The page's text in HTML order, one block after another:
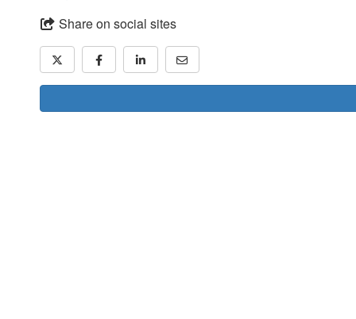
Share on social sites